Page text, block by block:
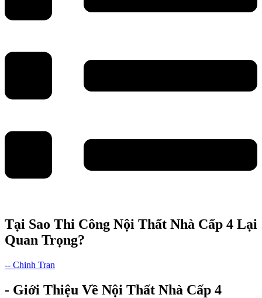
Tại Sao Thi Công Nội Thất Nhà Cấp 4 Lại
Quan Trọng?
-- Chinh Tran
- Giới Thiệu Về Nội Thất Nhà Cấp 4